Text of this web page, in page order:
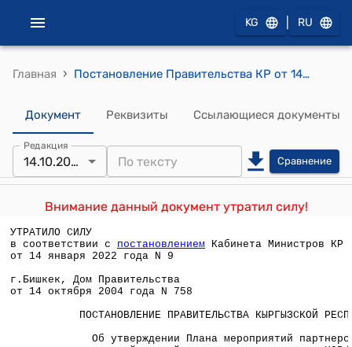
KG RU
Главная › Постановление Правительства КР от 14 октября 2004 года №758 "Об утверждении Плана мероприятий партнерства с высшей школой в процессе реализации КОР/НССБ"
Документ Реквизиты Ссылающиеся документы
Редакция
14.10.2004 Сравнение
Внимание данный документ утратил силу!